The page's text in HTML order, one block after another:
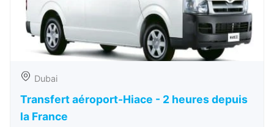
Dubai
Transfert aéroport-Hiace - 2 heures depuis
la France